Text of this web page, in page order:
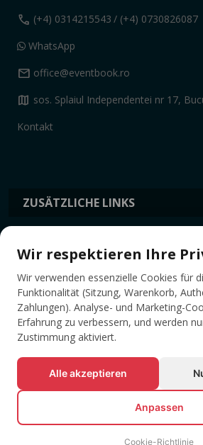
ZUSÄTZLICHE LINKS
INFORMATION
call (+4) 0314215543 / (+4) 0730826087
WhatsApp
mail office@eventbook.ro
map sos. Splaiul Independentei nr 17,
Kontakt
TAGS
Wir respektieren Ihre
Wir verwenden essenzielle Cookies für
Funktionalität (Sitzung, Warenkorb,
Zahlungen). Analyse- und Marketing-
Erfahrung zu verbessern, und werden
Zustimmung aktiviert.
Alle akzeptieren
Anpassen
Cookie-Richtlinie